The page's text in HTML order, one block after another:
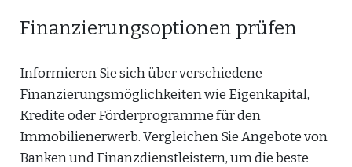
Finanzierungsoptionen prüfen
Informieren Sie sich über verschiedene
Finanzierungsmöglichkeiten wie Eigenkapital,
Kredite oder Förderprogramme für den
Immobilienerwerb. Vergleichen Sie Angebote von
Banken und Finanzdienstleistern, um die beste